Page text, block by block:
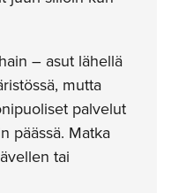
– asut lähellä
mutta
palvelut
päässä. Matka
tai